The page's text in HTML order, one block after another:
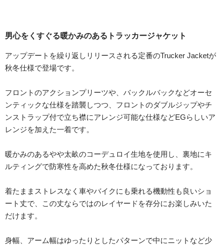
男心をくすぐる暖かみのあるトラッカージャケット
アップデートを繰り返しリリースされる定番のTrucker Jacketが
秋冬仕様で登場です。
フロントのアクションプリーツや、バックルバックなどオーセ
ンティックな仕様を踏襲しつつ、フロントのダブルジップやチ
ンストラップ付で立ち襟にアレンジ可能な仕様などEGらしいア
レンジを加えた一着です。
暖かみのあるやや太畝のコーデュロイ生地を使用し、裏地にキ
ルティングで防寒性を高めた秋冬仕様になっております。
着たままストレスなく車やバイクにも乗れる機動性も良いショ
ート丈で、この丈ならではのレイヤードを存分にお楽しみいた
だけます。
身幅、アーム幅はゆったりとしたパターンで中にニットなど少